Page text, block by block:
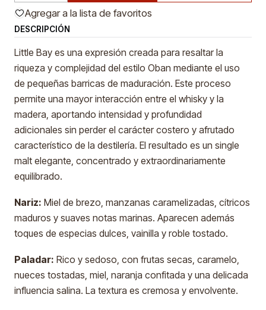
Agregar a la lista de favoritos
DESCRIPCIÓN
Little Bay es una expresión creada para resaltar la
riqueza y complejidad del estilo Oban mediante el uso
de pequeñas barricas de maduración. Este proceso
permite una mayor interacción entre el whisky y la
madera, aportando intensidad y profundidad
adicionales sin perder el carácter costero y afrutado
característico de la destilería. El resultado es un single
malt elegante, concentrado y extraordinariamente
equilibrado.
Nariz: Miel de brezo, manzanas caramelizadas, cítricos
maduros y suaves notas marinas. Aparecen además
toques de especias dulces, vainilla y roble tostado.
Paladar: Rico y sedoso, con frutas secas, caramelo,
nueces tostadas, miel, naranja confitada y una delicada
influencia salina. La textura es cremosa y envolvente.